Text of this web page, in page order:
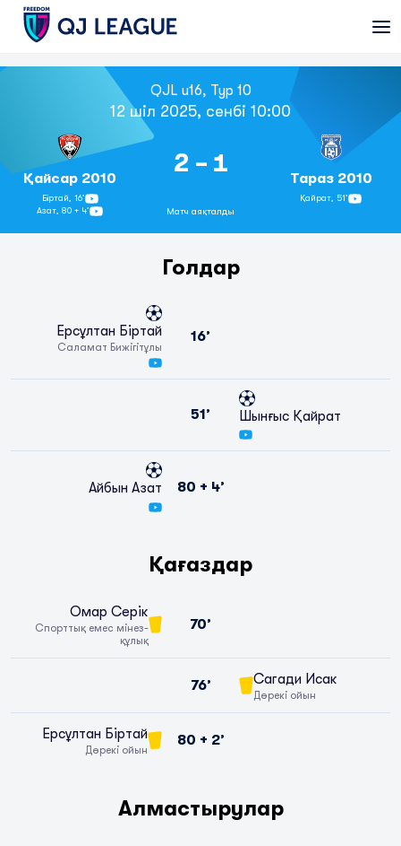
QJL u16, Тур 10
12 шіл 2025, сенбі 10:00
Қайсар 2010
Біртай, 16’
Азат,80 + 4’
2 - 1
Матч аяқталды
Тараз 2010
Қайрат, 51’
Голдар
Саламат Бижігітұлы
Ерсұлтан Біртай 16’
51’ Шынғыс Қайрат
Айбын Азат 80 + 4’
Қағаздар
Омар Серік
Спорттық емес мінез-
құлық
70’
76’ Сагади Исак
Дөрекі ойын
Ерсұлтан Біртай
Дөрекі ойын
80 + 2’
Алмастырулар